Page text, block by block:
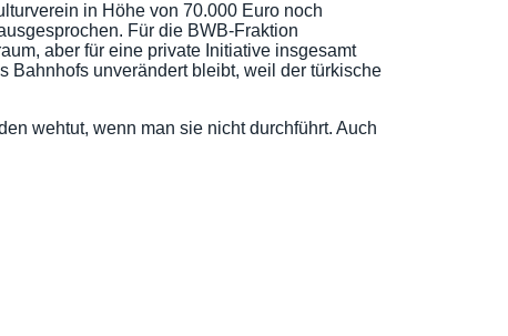
in Höhe von 70.000 Euro noch
Für die BWB-Fraktion
aber für eine private Initiative insgesamt
Bahnhofs unverändert bleibt, weil der türkische
wehtut, wenn man sie nicht durchführt. Auch